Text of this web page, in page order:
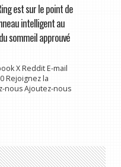
est sur le point de
intelligent au
sommeil approuvé
X Reddit E-mail
Rejoignez la
nous Ajoutez-nous